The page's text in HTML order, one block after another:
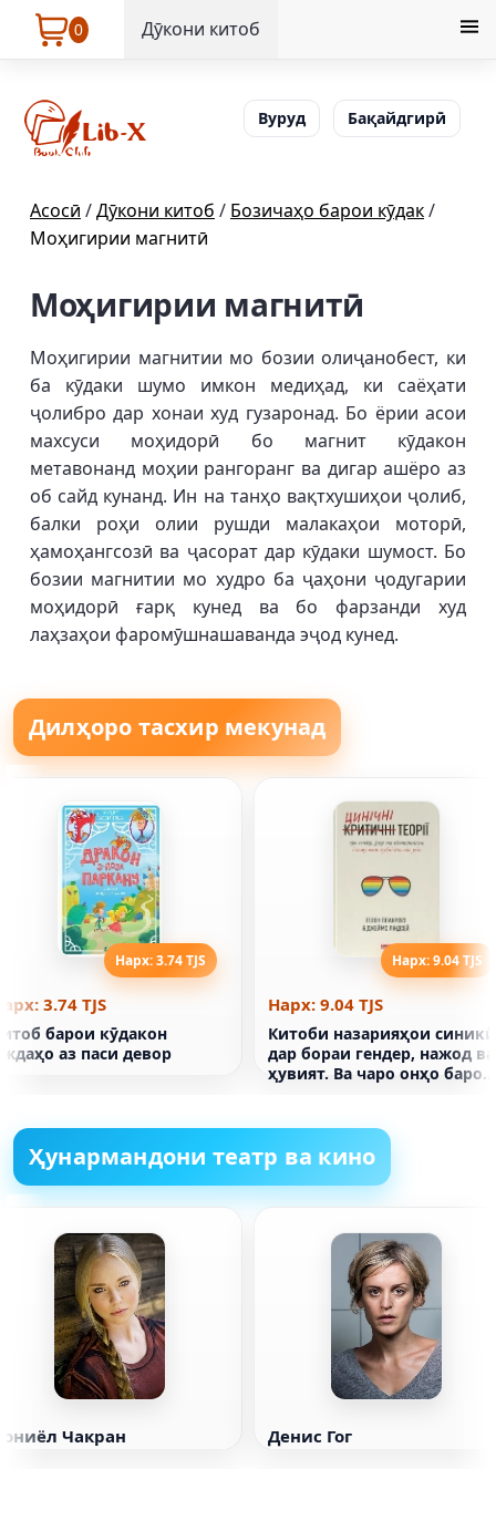
0 Дӯкони китоб
Вуруд Бақайдгирӣ
Асосӣ /Дӯкони китоб / Бозичаҳо барои кӯдак/
Моҳигирии магнитӣ
Моҳигирии магнитӣ
Моҳигирии магнитии мо бозии олиҷанобест, ки
ба кӯдаки шумо имкон медиҳад, ки саёҳати
ҷолибро дар хонаи худ гузаронад. Бо ёрии асои
махсуси моҳидорӣ бо магнит кӯдакон
метавонанд моҳии рангоранг ва дигар ашёро аз
об сайд кунанд. Ин на танҳо вақтхушиҳои ҷолиб,
балки роҳи олии рушди малакаҳои моторӣ,
ҳамоҳангсозӣ ва ҷасорат дар кӯдаки шумост. Бо
бозии магнитии мо худро ба ҷаҳони ҷодугарии
моҳидорӣ ғарқ кунед ва бо фарзанди худ
лаҳзаҳои фаромӯшнашаванда эҷод кунед.
Дилҳоро тасхир мекунад
Нарх: 3.74 TJS
3.74 TJS
барои кӯдакон
аз паси девор
Нарх: 9.04 TJS
Нарх: 9.04 TJS
Китоби назарияҳои синикӣ
дар бораи гендер, нажод ва
ҳувият. Ва чаро онҳо барои
Ҳунармандони театр ва кино
Чакран Денис Гог